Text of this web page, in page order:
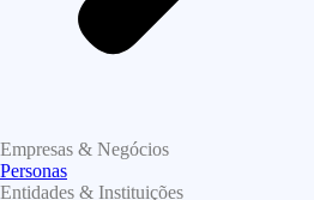
Empresas & Negócios
Personas
Entidades & Instituições